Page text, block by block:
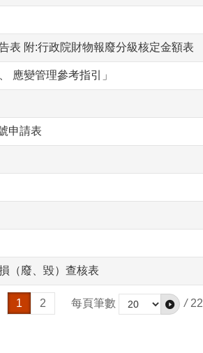
表 附:行政院財物報廢分級核定金額表
應變管理參考指引」
申請表
（廢、毀）查核表
1 2 每頁筆數 / 22